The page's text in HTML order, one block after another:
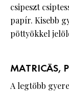
csipeszt
papír. Kisebb
pöttyökkel
MATRICÁS,
A legtöbb